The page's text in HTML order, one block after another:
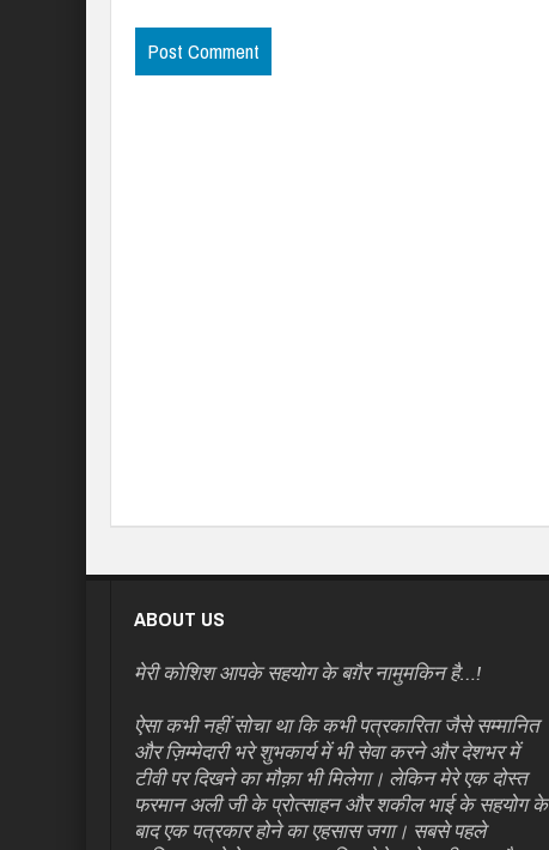
ABOUT US
मेरी कोशिश आपके सहयोग के बग़ैर नामुमकिन है…!
ऐसा कभी नहीं सोचा था कि कभी पत्रकारिता जैसे सम्मानित
और ज़िम्मेदारी भरे शुभकार्य में भी सेवा करने और देशभर में
टीवी पर दिखने का मौक़ा भी मिलेगा। लेकिन मेरे एक दोस्त
फरमान अली जी के प्रोत्साहन और शकील भाई के सहयोग के
बाद एक पत्रकार होने का एहसास जगा। सबसे पहले